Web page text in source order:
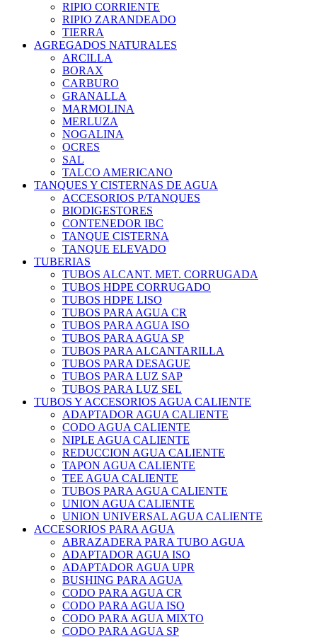
RIPIO CORRIENTE
RIPIO ZARANDEADO
TIERRA
AGREGADOS NATURALES
ARCILLA
BORAX
CARBURO
GRANALLA
MARMOLINA
MERLUZA
NOGALINA
OCRES
SAL
TALCO AMERICANO
TANQUES Y CISTERNAS DE AGUA
ACCESORIOS P/TANQUES
BIODIGESTORES
CONTENEDOR IBC
TANQUE CISTERNA
TANQUE ELEVADO
TUBERIAS
TUBOS ALCANT. MET. CORRUGADA
TUBOS HDPE CORRUGADO
TUBOS HDPE LISO
TUBOS PARA AGUA CR
TUBOS PARA AGUA ISO
TUBOS PARA AGUA SP
TUBOS PARA ALCANTARILLA
TUBOS PARA DESAGUE
TUBOS PARA LUZ SAP
TUBOS PARA LUZ SEL
TUBOS Y ACCESORIOS AGUA CALIENTE
ADAPTADOR AGUA CALIENTE
CODO AGUA CALIENTE
NIPLE AGUA CALIENTE
REDUCCION AGUA CALIENTE
TAPON AGUA CALIENTE
TEE AGUA CALIENTE
TUBOS PARA AGUA CALIENTE
UNION AGUA CALIENTE
UNION UNIVERSAL AGUA CALIENTE
ACCESORIOS PARA AGUA
ABRAZADERA PARA TUBO AGUA
ADAPTADOR AGUA ISO
ADAPTADOR AGUA UPR
BUSHING PARA AGUA
CODO PARA AGUA CR
CODO PARA AGUA ISO
CODO PARA AGUA MIXTO
CODO PARA AGUA SP